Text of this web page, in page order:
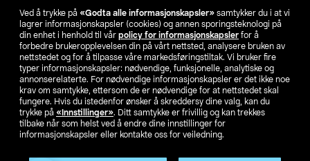
Ved å trykke på «Godta alle informasjonskapsler» samtykker du i at vi
lagrer informasjonskapsler (cookies) og annen sporingsteknologi på
din enhet i henhold til vår policy for informasjonskapsler for å
forbedre brukeropplevelsen din på vårt nettsted, analysere bruken av
nettstedet og for å tilpasse våre markedsføringstiltak. Vi bruker fire
typer informasjonskapsler: nødvendige, funksjonelle, analytiske og
annonserelaterte. For nødvendige informasjonskapsler er det ikke noe
krav om samtykke, ettersom de er nødvendige for at nettstedet skal
fungere. Hvis du istedenfor ønsker å skreddersy dine valg, kan du
trykke på «Innstillinger». Ditt samtykke er frivillig og kan trekkes
tilbake når som helst ved å endre dine innstillinger for
informasjonskapsler eller kontakte oss for veiledning.
Finn din butikk
SE NO FI